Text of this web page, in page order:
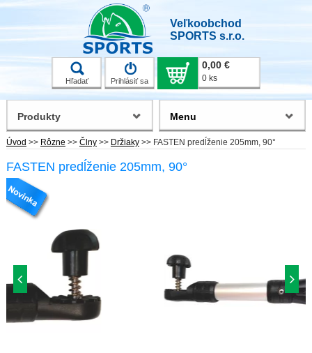
Veľkoobchod
SPORTS s.r.o.
Hľadať Prihlásiť sa
0,00 €
0 ks
Úvod >> Rôzne >> Člny >> Držiaky >> FASTEN predĺženie 205mm, 90°
FASTEN predĺženie 205mm, 90°
Produkty Menu